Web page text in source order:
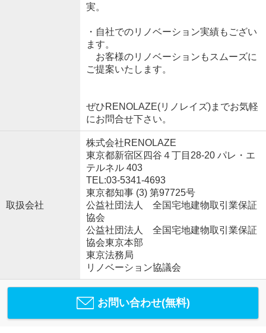
実。
・自社でのリノベーション実績もござい
ます。
お客様のリノベーションもスムーズに
ご提案いたします。
ぜひRENOLAZE(リノレイズ)までお気軽
にお問合せ下さい。
取扱会社
株式会社RENOLAZE
東京都新宿区四谷４丁目28-20 パレ・エ
テルネル 403
TEL:03-5341-4693
東京都知事 (3) 第97725号
公益社団法人 全国宅地建物取引業保証
協会
公益社団法人 全国宅地建物取引業保証
協会東京本部
東京法務局
リノベーション協議会
お問い合わせ(無料)